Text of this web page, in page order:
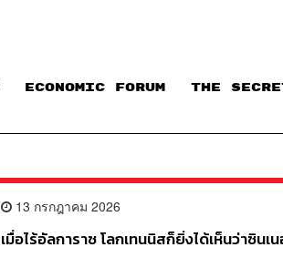
ECONOMIC FORUM THE
13 กรกฎาคม 2026
เมื่อไร้อัลการาซ โลกเทนนิสก็ยิ่งได้เห็นว่าซิน